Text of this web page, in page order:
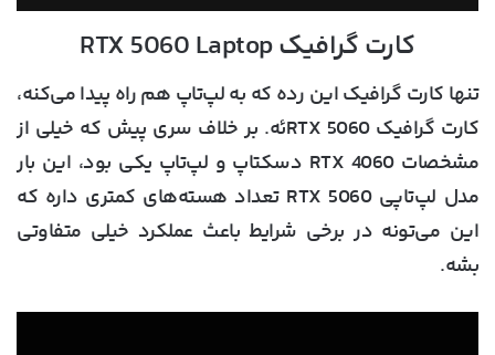
کارت گرافیک RTX 5060 Laptop
تنها کارت گرافیک این رده که به لپ‌تاپ هم راه پیدا می‌کنه،
کارت گرافیک RTX 5060ئه. بر خلاف سری پیش که خیلی از
مشخصات RTX 4060 دسکتاپ و لپ‌تاپ یکی بود، این بار
مدل لپ‌تاپی RTX 5060 تعداد هسته‌های کمتری داره که
این می‌تونه در برخی شرایط باعث عملکرد خیلی متفاوتی
بشه.